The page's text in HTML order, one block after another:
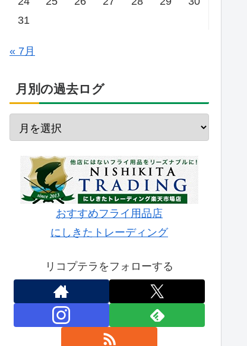
31
« 7月
月別の過去ログ
おすすめフライ用品店
にしきたトレーディング
リコプテラをフォローする